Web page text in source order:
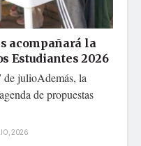
acompañará la
Estudiantes 2026
de julioAdemás, la
de propuestas
2026